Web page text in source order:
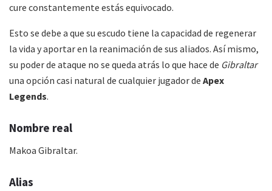
cure constantemente estás equivocado.
Esto se debe a que su escudo tiene la capacidad de regenerar
la vida y aportar en la reanimación de sus aliados. Así mismo,
su poder de ataque no se queda atrás lo que hace de Gibraltar
una opción casi natural de cualquier jugador de Apex
Legends.
Nombre real
Makoa Gibraltar.
Alias